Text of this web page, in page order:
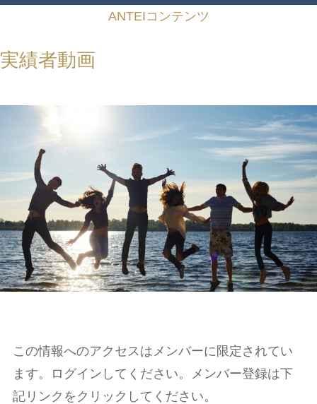
ANTEIコンテンツ
実績者動画
この情報へのアクセスはメンバーに限定されてい
ます。ログインしてください。メンバー登録は下
記リンクをクリックしてください。